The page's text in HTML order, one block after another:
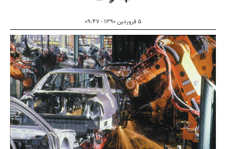
۵ فروردین ۱۳۹۰ - ۰۹:۴۷